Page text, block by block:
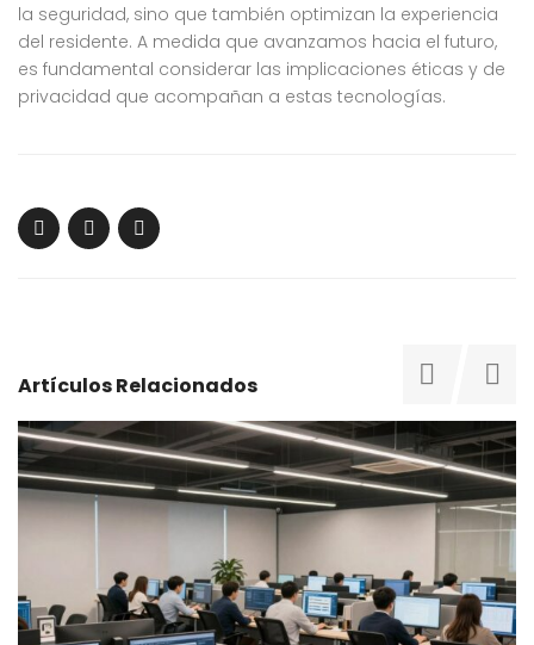
la seguridad, sino que también optimizan la experiencia
del residente. A medida que avanzamos hacia el futuro,
es fundamental considerar las implicaciones éticas y de
privacidad que acompañan a estas tecnologías.
Artículos Relacionados